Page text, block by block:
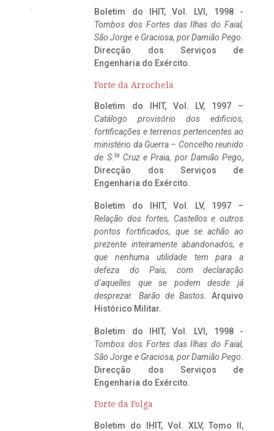
Boletim do IHIT, Vol. LVI, 1998 -
Tombos dos Fortes das Ilhas do Faial,
São Jorge e Graciosa, por Damião Pego.
Direcção dos Serviços de
Engenharia do Exército.
Forte da Arrochela
Boletim do IHIT, Vol. LV, 1997 –
Catálogo provisório dos edificios,
fortificações e terrenos pertencentes ao
ministério da Guerra – Concelho reunido
de S. ta Cruz e Praia, por Damião Pego,
Direcção dos Serviços de
Engenharia do Exército.
Boletim do IHIT, Vol. LV, 1997 –
Relação dos fortes, Castellos e outros
pontos fortificados, que se achão ao
prezente inteiramente abandonados, e
que nenhuma utilidade tem para a
defeza do Pais, com declaração
d’aquelles que se podem desde já
desprezar. Barão de Bastos. Arquivo
Histórico Militar.
Boletim do IHIT, Vol. LVI, 1998 -
Tombos dos Fortes das Ilhas do Faial,
São Jorge e Graciosa, por Damião Pego.
Direcção dos Serviços de
Engenharia do Exército.
Forte da Folga
Boletim do IHIT, Vol. XLV, Tomo II,